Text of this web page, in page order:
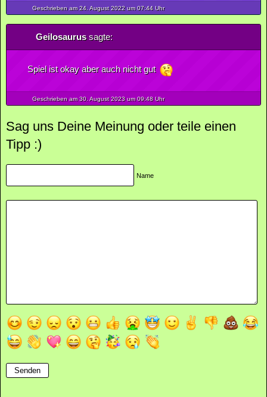
Geschrieben am 24. August2022um 07:44 Uhr
Geilosaurussagte:
Spiel ist okay aber auch nicht gut
Geschrieben am 30. August2023um 09:48 Uhr
Sag uns Deine Meinung oder teile einen
Tipp :)
Name